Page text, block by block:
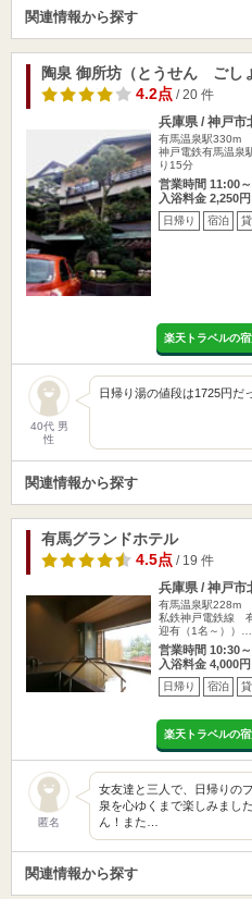
関連情報から探す
陶泉 御所坊（とうせん ごし
4.2点 / 20 件
兵庫県 / 神戸市
有馬温泉駅330m
神戸電鉄有馬温泉
り15分
営業時間 11:00
入浴料金 2,250円
日帰り 宿泊
楽天トラベルの
40代 男
性
日帰り湯の値段は1725円だ
関連情報から探す
有馬グランドホテル
4.5点 / 19 件
兵庫県 / 神戸市
有馬温泉駅228m
私鉄神戸電鉄線
迎有（1名～））…
営業時間 10:30
入浴料金 4,000円
日帰り 宿泊
楽天トラベルの
匿名
女友達と三人で、日帰りの
泉を心ゆくまで楽しみまし
ん！また…
関連情報から探す